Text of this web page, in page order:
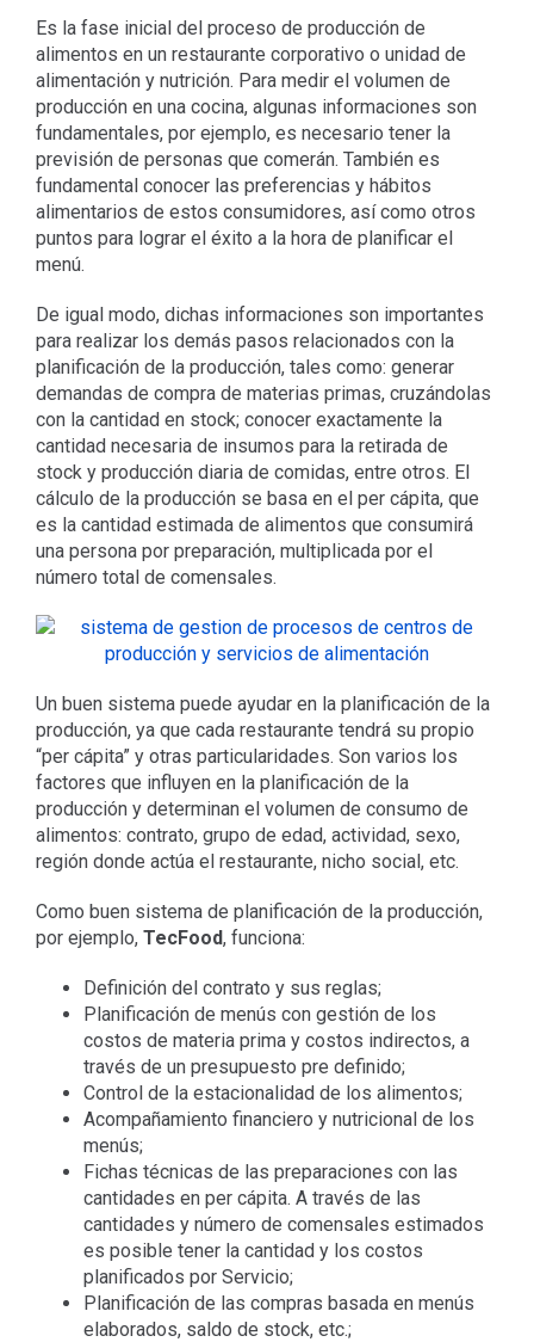
Es la fase inicial del proceso de producción de
alimentos en un restaurante corporativo o unidad de
alimentación y nutrición. Para medir el volumen de
producción en una cocina, algunas informaciones son
fundamentales, por ejemplo, es necesario tener la
previsión de personas que comerán. También es
fundamental conocer las preferencias y hábitos
alimentarios de estos consumidores, así como otros
puntos para lograr el éxito a la hora de planificar el
menú.
De igual modo, dichas informaciones son importantes
para realizar los demás pasos relacionados con la
planificación de la producción, tales como: generar
demandas de compra de materias primas, cruzándolas
con la cantidad en stock; conocer exactamente la
cantidad necesaria de insumos para la retirada de
stock y producción diaria de comidas, entre otros. El
cálculo de la producción se basa en el per cápita, que
es la cantidad estimada de alimentos que consumirá
una persona por preparación, multiplicada por el
número total de comensales.
Un buen sistema puede ayudar en la planificación de la
producción, ya que cada restaurante tendrá su propio
“per cápita” y otras particularidades. Son varios los
factores que influyen en la planificación de la
producción y determinan el volumen de consumo de
alimentos: contrato, grupo de edad, actividad, sexo,
región donde actúa el restaurante, nicho social, etc.
Como buen sistema de planificación de la producción,
por ejemplo, TecFood, funciona:
Definición del contrato y sus reglas;
Planificación de menús con gestión de los
costos de materia prima y costos indirectos, a
través de un presupuesto pre definido;
Control de la estacionalidad de los alimentos;
Acompañamiento financiero y nutricional de los
menús;
Fichas técnicas de las preparaciones con las
cantidades en per cápita. A través de las
cantidades y número de comensales estimados
es posible tener la cantidad y los costos
planificados por Servicio;
Planificación de las compras basada en menús
elaborados, saldo de stock, etc.;